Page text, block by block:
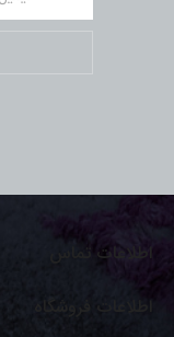
اطلاعات تماس
اطلاعات فروشگاه